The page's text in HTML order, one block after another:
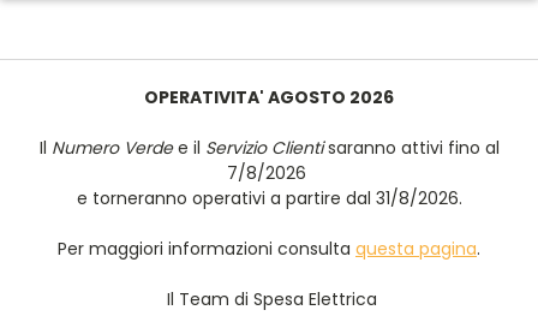
OPERATIVITA' AGOSTO 2026
Il Numero Verdee il Servizio Clientisaranno attivi fino al
7/8/2026
e torneranno operativi a partire dal 31/8/2026.
Per maggiori informazioni consulta questa pagina.
Il Team di Spesa Elettrica